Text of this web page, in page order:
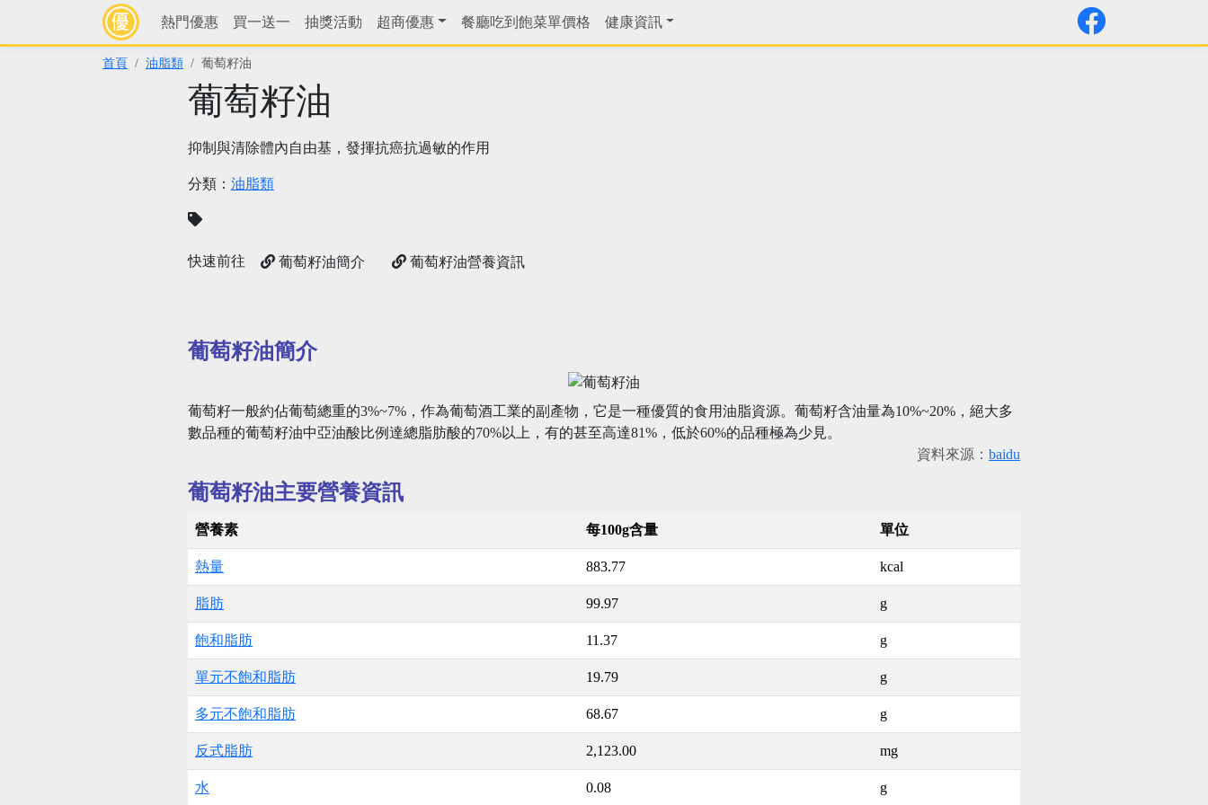
熱門優惠 買一送一 抽獎活動 超商優惠 餐廳吃到飽菜單價格 健康資訊
首頁 油脂類 葡萄籽油
葡萄籽油
抑制與清除體內自由基，發揮抗癌抗過敏的作用
分類： 油脂類
快速前往 葡萄籽油簡介 葡萄籽油營養資訊
葡萄籽油簡介
葡萄籽一般約佔葡萄總重的3%~7%，作為葡萄酒工業的副產物，它是一種優質的食用油脂資源。葡萄籽含油量為10%~20%，絕大多
數品種的葡萄籽油中亞油酸比例達總脂肪酸的70%以上，有的甚至高達81%，低於60%的品種極為少見。
資料來源： baidu
葡萄籽油主要營養資訊
營養素 每100g含量 單位
熱量 883.77 kcal
脂肪 99.97 g
飽和脂肪 11.37 g
單元不飽和脂肪 19.79 g
多元不飽和脂肪 68.67 g
反式脂肪 2,123.00 mg
水 0.08 g